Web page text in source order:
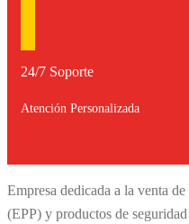
24/7 Soporte
Atención Personalizada
Empresa dedicada a la venta
(EPP) y productos de